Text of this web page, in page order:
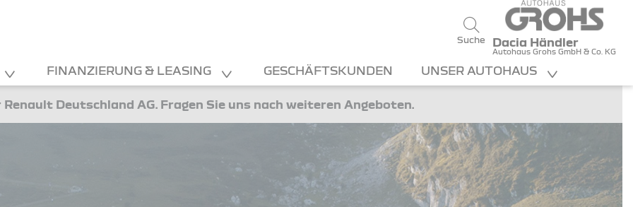
Suche Dacia Händler
Autohaus Grohs GmbH & Co. KG
FINANZIERUNG & LEASING GESCHÄFTSKUNDEN UNSER AUTOHAUS
Deutschland AG. Fragen Sie uns nach weiteren Angeboten.